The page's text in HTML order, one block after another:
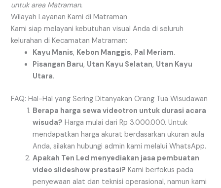
untuk area Matraman.
Wilayah Layanan Kami di Matraman
Kami siap melayani kebutuhan visual Anda di seluruh
kelurahan di Kecamatan Matraman:
Kayu Manis, Kebon Manggis, Pal Meriam.
Pisangan Baru, Utan Kayu Selatan, Utan Kayu
Utara.
FAQ: Hal-Hal yang Sering Ditanyakan Orang Tua Wisudawan
Berapa harga sewa videotron untuk durasi acara
wisuda? Harga mulai dari Rp 3.000.000. Untuk
mendapatkan harga akurat berdasarkan ukuran aula
Anda, silakan hubungi admin kami melalui WhatsApp.
Apakah Ten Led menyediakan jasa pembuatan
video slideshow prestasi? Kami berfokus pada
penyewaan alat dan teknisi operasional, namun kami